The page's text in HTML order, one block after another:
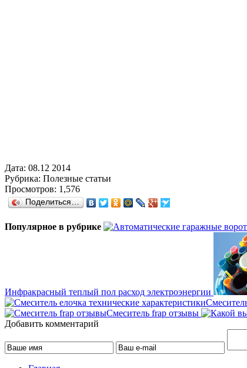
Дата: 08.12 2014
Рубрика: Полезные статьи
Просмотров: 1,576
Поделиться…
Популярное в рубрике
Инфракрасный теплый пол расход электроэнергии
Смеситель frap отзывы
Добавить комментарий